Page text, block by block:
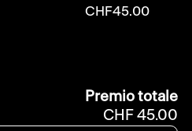
CHF45.00
Premio totale
CHF 45.00